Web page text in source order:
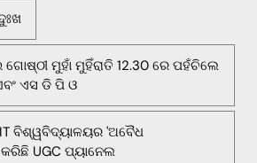
ଗୋଷ୍ଠୀ ମୁହାଁ ମୁହିଁରାତି 12.30 ରେ ପହଁଚିଲେ
ଏସ ଡି ପି ଓ
ବିଶ୍ୱବିଦ୍ୟାଳୟର 'ଅବୈଧ
କରିଛି UGC ପ୍ୟାନେଲ